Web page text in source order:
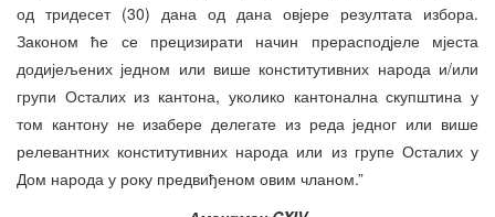
од тридесет (30) дана од дана овјере резултата избора.
Законом ће се прецизирати начин прерасподјеле мјеста
додијељених једном или више конститутивних народа и/или
групи Осталих из кантона, уколико кантонална скупштина у
том кантону не изабере делегате из реда једног или више
релевантних конститутивних народа или из групе Осталих у
Дом народа у року предвиђеном овим чланом.”